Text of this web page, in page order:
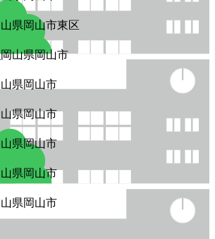
県岡山市東区
岡山県岡山市
県岡山市
県岡山市
県岡山市
県岡山市
県岡山市